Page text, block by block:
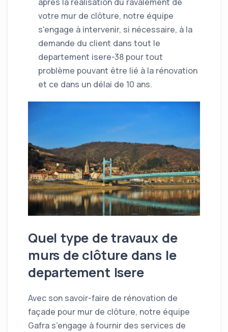
votre mur de clôture, notre équipe
s'engage à intervenir, si nécessaire, à la
demande du client dans tout le
departement isere-38 pour tout
problème pouvant être lié à la rénovation
et ce dans un délai de 10 ans.
Quel type de travaux de
murs de clôture dans le
departement Isere
Avec son savoir-faire de rénovation de
façade pour mur de clôture, notre équipe
Gafra s’engage à fournir des services de